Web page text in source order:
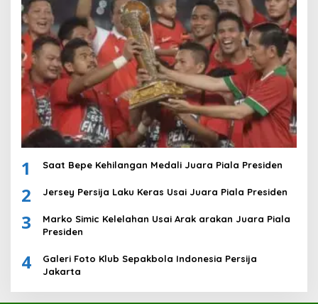
1 Saat Bepe Kehilangan Medali Juara Piala Presiden
2 Jersey Persija Laku Keras Usai Juara Piala Presiden
3
Marko Simic Kelelahan Usai Arak arakan Juara Piala
Presiden
4
Galeri Foto Klub Sepakbola Indonesia Persija
Jakarta